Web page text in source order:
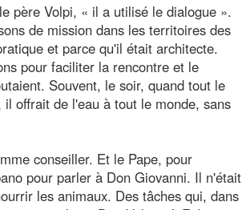
père Volpi, « il a utilisé le dialogue ».
de mission dans les territoires des
et parce qu'il était architecte.
pour faciliter la rencontre et le
Souvent, le soir, quand tout le
offrait de l'eau à tout le monde, sans
conseiller. Et le Pape, pour
pour parler à Don Giovanni. Il n'était
les animaux. Des tâches qui, dans